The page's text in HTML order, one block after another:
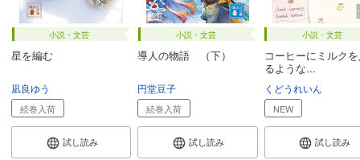
小説・文芸
星を編む
凪良ゆう
続巻入荷
試し読み
小説・文芸
導人の物語 （下）
円堂豆子
続巻入荷
試し読み
小説・文芸
コーヒーにミルク
るような...
くどうれいん
NEW
試し読み